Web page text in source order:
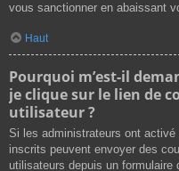
vous sanctionner en abaissant
Haut
Pourquoi m’est-il
je clique sur le lien de
utilisateur ?
Si les administrateurs ont
inscrits peuvent envoyer des
utilisateurs depuis un formulaire